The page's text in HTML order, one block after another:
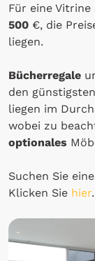
Für eine
500 €, die
liegen.
Bücherregale
den günstigsten
liegen im
wobei zu
optionales
Suchen Sie
Klicken Sie hier.